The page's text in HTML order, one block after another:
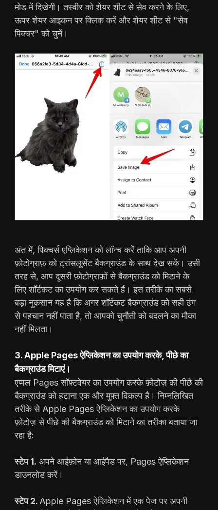
मोड में दिखेगी। तस्वीर को शेयर शीट से सेव करने के लिए,
ऊपर शेयर आइकन पर क्लिक करें और शेयर शीट से "सेव
पिक्चर" को चुनें।
अंत में, पिक्चर्स एप्लिकेशन को लॉन्च करें ताकि आप अपनी
फ़ोटोग्राफ़ को ट्रांसलूसेंट बैकग्राउंड के साथ देख सकें। उसी
तरह से, आप दूसरी फ़ोटोग्राफ़ों से बैकग्राउंड को मिटाने के
लिए शॉर्टकट का उपयोग कर सकते हैं। इस तरीके का सबसे
बड़ा नुकसान यह है कि अगर शॉर्टकट बैकग्राउंड को सही ढंग
से पहचान नहीं पाता है, तो आपको चुनौती को बदलने का मौका
नहीं मिलता।
3. Apple Pages ऐप्लिकेशन का उपयोग करके, पीछे का
बैकग्राउंड मिटाएं।
एप्पल Pages सॉफ़्टवेयर का उपयोग करके फ़ोटोज़ की पीछे की
बैकग्राउंड को हटाना एक और मुफ़्त विकल्प है। निम्नलिखित
तरीके से Apple Pages ऐप्लिकेशन का उपयोग करके
फ़ोटोज़ से पीछे की बैकग्राउंड को मिटाने का तरीका बताया जा
रहा है:
स्टेप 1. अपने आईफ़ोन या आईपैड पर, Pages ऐप्लिकेशन
डाउनलोड करें।
स्टेप 2. Apple Pages ऐप्लिकेशन में एक पेज पर अपनी